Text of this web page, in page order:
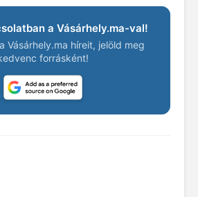
a Vásárhely.ma-val!
Vásárhely.ma híreit, jelöld meg
forrásként!